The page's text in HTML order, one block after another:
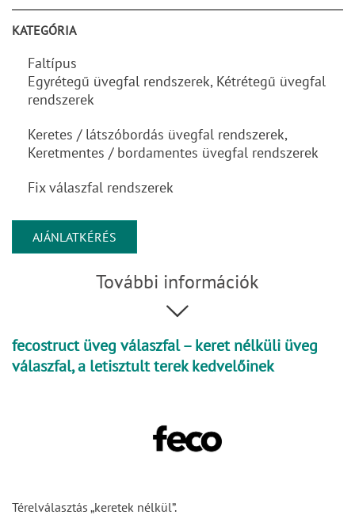
KATEGÓRIA
Faltípus
Egyrétegű üvegfal rendszerek, Kétrétegű üvegfal
rendszerek
Keretes / látszóbordás üvegfal rendszerek,
Keretmentes / bordamentes üvegfal rendszerek
Fix válaszfal rendszerek
AJÁNLATKÉRÉS
További információk
fecostruct üveg válaszfal – keret nélküli üveg
válaszfal, a letisztult terek kedvelőinek
Térelválasztás „keretek nélkül”.